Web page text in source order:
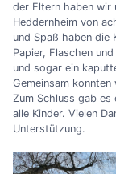
der Eltern haben wir
Heddernheim von
und Spaß haben die
Papier, Flaschen
und sogar ein
Gemeinsam
Zum Schluss gab
alle Kinder. Vielen
Unterstützung.